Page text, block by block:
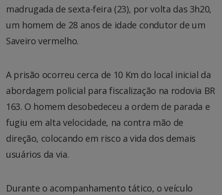
madrugada de sexta-feira (23), por volta das 3h20,
um homem de 28 anos de idade condutor de um
Saveiro vermelho.
A prisão ocorreu cerca de 10 Km do local inicial da
abordagem policial para fiscalização na rodovia BR
163. O homem desobedeceu a ordem de parada e
fugiu em alta velocidade, na contra mão de
direção, colocando em risco a vida dos demais
usuários da via.
Durante o acompanhamento tático, o veículo